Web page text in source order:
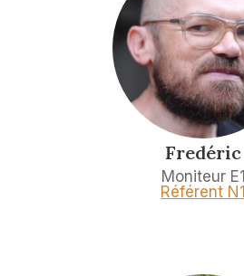
Fredéric
Moniteur E1
Référent N1